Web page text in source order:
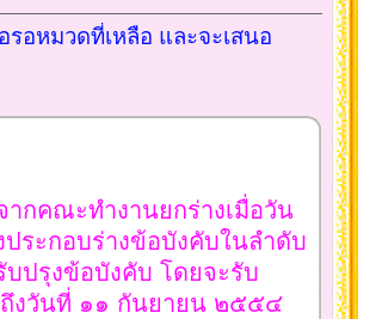
อหมวดที่เหลือ และจะเสนอ
กคณะทำงานยกร่างเมื่อวัน
ะกอบร่างข้อบังคับในลำดับ
ปรุงข้อบังคับ โดยจะรับ
งวันที่ ๑๑ กันยายน ๒๕๕๔